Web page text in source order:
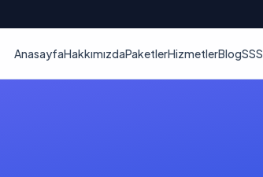
AnasayfaHakkımızdaPaketlerHizmetlerBlogSSS